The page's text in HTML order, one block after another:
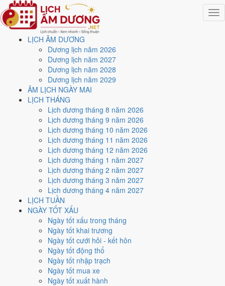
LỊCH ÂM DƯƠNG
Dương lịch năm 2026
Dương lịch năm 2027
Dương lịch năm 2028
Dương lịch năm 2029
ÂM LỊCH NGÀY MAI
LỊCH THÁNG
Lịch dương tháng 8 năm 2026
Lịch dương tháng 9 năm 2026
Lịch dương tháng 10 năm 2026
Lịch dương tháng 11 năm 2026
Lịch dương tháng 12 năm 2026
Lịch dương tháng 1 năm 2027
Lịch dương tháng 2 năm 2027
Lịch dương tháng 3 năm 2027
Lịch dương tháng 4 năm 2027
LỊCH TUẦN
NGÀY TỐT XẤU
Ngày tốt xấu trong tháng
Ngày tốt khai trương
Ngày tốt cưới hỏi - kết hôn
Ngày tốt động thổ
Ngày tốt nhập trạch
Ngày tốt mua xe
Ngày tốt xuất hành
Trang chủ
Lịch năm 1975
Tháng 3/1975
Ngày 7/3/1975 (Nhâm Tý)
Xem ngày7/3/1975
lịch - Ngày 25/1 âm lịch
(Nhâm Tý) tốt hay xấu?
Ngày 7/3/1975 dương lịch (Thứ Sáu) là ngày 25/1/1975 âm lịch
Nhâm Tý- Cùng hành, Trực Khai, Sao Quỷ, nạp âm Tang Đố
Mộc. Tổng hòa, đây làNgày Cát với điểm trung bình
việc quan trọng. Giờ Hoàng Đạo trong ngày:Tý, Sửu, Mão, Ngọ,
Thân, Dậu.
Ngày Dương
Tháng 3 năm 1975
Tháng 1 âm năm 1975